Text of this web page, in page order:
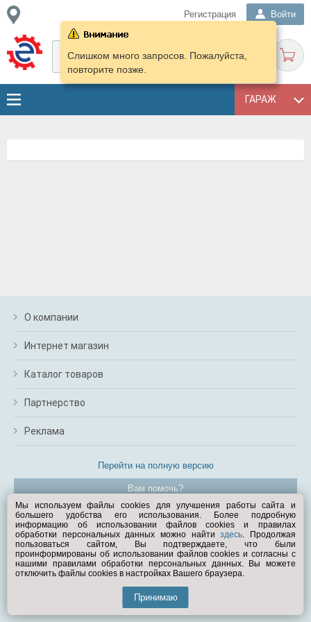
Регистрация Войти
ГАРАЖ
Слишком много запросов. Пожалуйста,
повторите позже.
О компании
Интернет магазин
Каталог товаров
Партнерство
Реклама
Перейти на полную версию
Вам помочь?
© Exist.ru 1998—2026
Мы используем файлы cookies для улучшения работы сайта и
большего удобства его использования. Более подробную
информацию об использовании файлов cookies и правилах
обработки персональных данных можно найтиздесь. Продолжая
пользоваться сайтом, Вы подтверждаете, что были
проинформированы об использовании файлов cookies и согласны с
нашими правилами обработки персональных данных. Вы можете
отключить файлы cookies в настройках Вашего браузера.
Принимаю